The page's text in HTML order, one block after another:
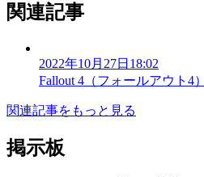
関連記事
2022年10月27日18:02
Fallout 4（フォールアウト4
関連記事をもっと見る
掲示板